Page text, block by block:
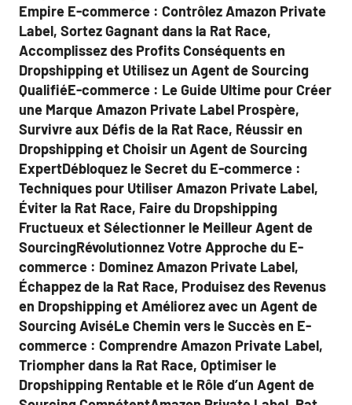
Empire E-commerce : Contrôlez Amazon Private
Label, Sortez Gagnant dans la Rat Race,
Accomplissez des Profits Conséquents en
Dropshipping et Utilisez un Agent de Sourcing
QualifiéE-commerce : Le Guide Ultime pour Créer
une Marque Amazon Private Label Prospère,
Survivre aux Défis de la Rat Race, Réussir en
Dropshipping et Choisir un Agent de Sourcing
ExpertDébloquez le Secret du E-commerce :
Techniques pour Utiliser Amazon Private Label,
Éviter la Rat Race, Faire du Dropshipping
Fructueux et Sélectionner le Meilleur Agent de
SourcingRévolutionnez Votre Approche du E-
commerce : Dominez Amazon Private Label,
Échappez de la Rat Race, Produisez des Revenus
en Dropshipping et Améliorez avec un Agent de
Sourcing AviséLe Chemin vers le Succès en E-
commerce : Comprendre Amazon Private Label,
Triompher dans la Rat Race, Optimiser le
Dropshipping Rentable et le Rôle d’un Agent de